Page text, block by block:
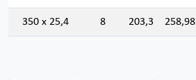
350 x 25,4 8 203,3 258,98